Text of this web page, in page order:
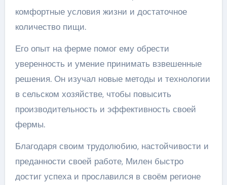
комфортные условия жизни и достаточное
количество пищи.
Его опыт на ферме помог ему обрести
уверенность и умение принимать взвешенные
решения. Он изучал новые методы и технологии
в сельском хозяйстве, чтобы повысить
производительность и эффективность своей
фермы.
Благодаря своим трудолюбию, настойчивости и
преданности своей работе, Милен быстро
достиг успеха и прославился в своём регионе